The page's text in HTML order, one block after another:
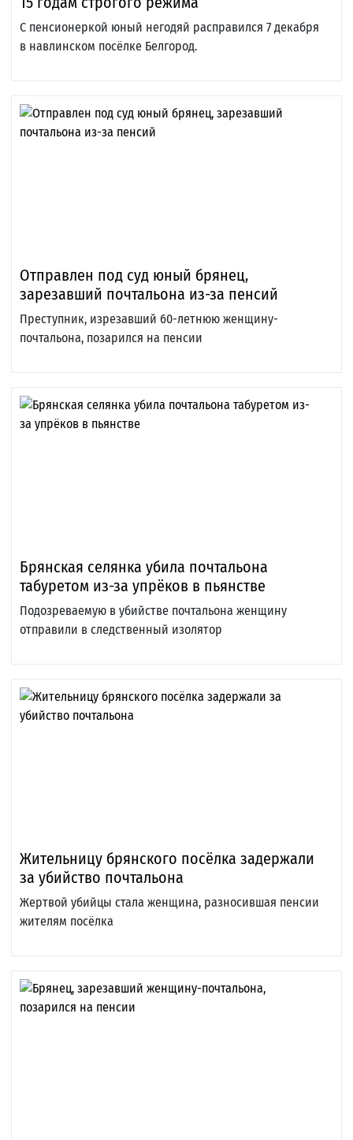
С пенсионеркой юный негодяй расправился 7 декабря
в навлинском посёлке Белгород.
Отправлен под суд юный брянец,
зарезавший почтальона из-за пенсий
Преступник, изрезавший 60-летнюю женщину-
почтальона, позарился на пенсии
Брянская селянка убила почтальона
табуретом из-за упрёков в пьянстве
Подозреваемую в убийстве почтальона женщину
отправили в следственный изолятор
Жительницу брянского посёлка задержали
за убийство почтальона
Жертвой убийцы стала женщина, разносившая пенсии
жителям посёлка